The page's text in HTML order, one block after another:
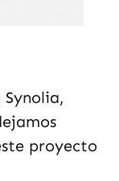
proyecto